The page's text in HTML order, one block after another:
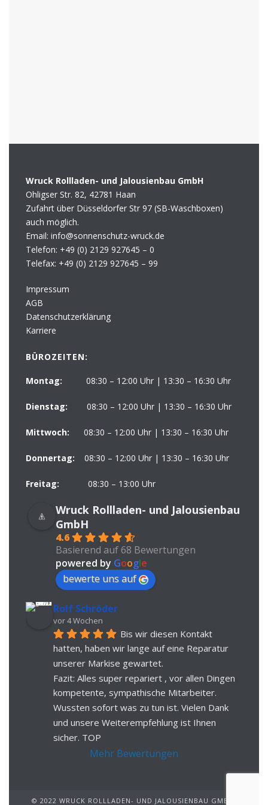
Wruck Rollladen- und Jalousienbau GmbH
Ohligser Str. 82, 42781 Haan
Zufahrt über Düsseldorfer Str 97 (SB-Waschboxen)
auch möglich.
Email: info@sonnenschutz-wruck.de
Telefon: +49 (0) 2129 927645 – 0
Telefax: +49 (0) 2129 927645 – 99
Impressum
AGB
Datenschutzerklärung
Karriere
BÜROZEITEN:
Montag: 08:30 – 12:00 Uhr | 13:30 – 16:30 Uhr
Dienstag: 08:30 – 12:00 Uhr | 13:30 – 16:30 Uhr
Mittwoch: 08:30 – 12:00 Uhr | 13:30 – 16:30 Uhr
Donnertag: 08:30 – 12:00 Uhr | 13:30 – 16:30 Uhr
Freitag: 08:30 – 13:00 Uhr
Wruck Rollladen- und Jalousienbau
GmbH
4.6
Basierend auf 68 Bewertungen
powered by Google
bewerte uns auf
Rolf Schröder
vor 4 Wochen
Bis wir diesen Kontakt
hatten, haben wir lange auf eine Reparatur
unserer Markise gewartet.
Fazit: Alles super repariert , vor allen Dingen
kompetente, sympathische Mitarbeiter.
Wussten sofort was zu tun ist. Vielen Dank
und unsere Weiterempfehlung ist Ihnen
sicher. TOP
Mehr Bewertungen
© 2022 WRUCK ROLLLADEN- UND JALOUSIENBAU GMBH.